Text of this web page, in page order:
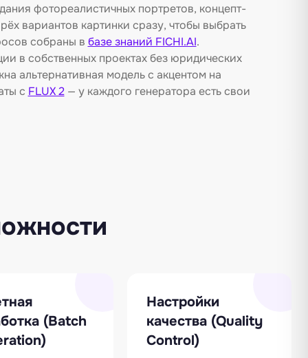
фотореалистичных портретов, концепт-
вариантов картинки сразу, чтобы выбрать
собраны в базе знаний FICHI.AI.
в собственных проектах без юридических
альтернативная модель с акцентом на
с FLUX 2— у каждого генератора есть свои
(Batch
Настройки
качества (Quality
Control)